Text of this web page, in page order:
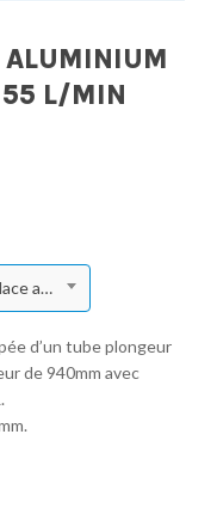
ALUMINIUM
55 L/MIN
Pompe à membrane aluminium lave glace antigel 55 l/min pour fût 200L
d’un tube plongeur
de 940mm avec